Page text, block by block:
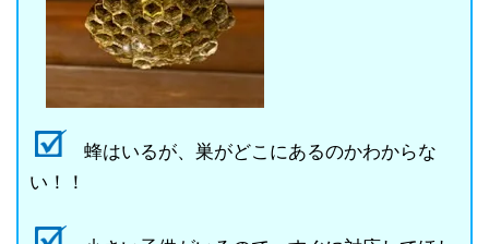
蜂はいるが、巣がどこにあるのかわからな
い！！